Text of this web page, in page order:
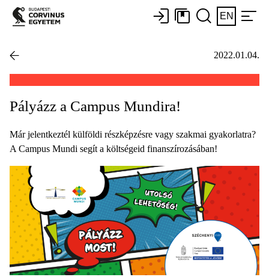
EN
2022.01.04.
Pályázz a Campus Mundira!
Már jelentkeztél külföldi részképzésre vagy szakmai gyakorlatra?
A Campus Mundi segít a költségeid finanszírozásában!